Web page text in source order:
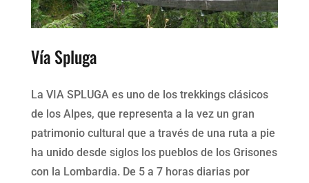
Vía Spluga
La VIA SPLUGA es uno de los trekkings clásicos
de los Alpes, que representa a la vez un gran
patrimonio cultural que a través de una ruta a pie
ha unido desde siglos los pueblos de los Grisones
con la Lombardia. De 5 a 7 horas diarias por